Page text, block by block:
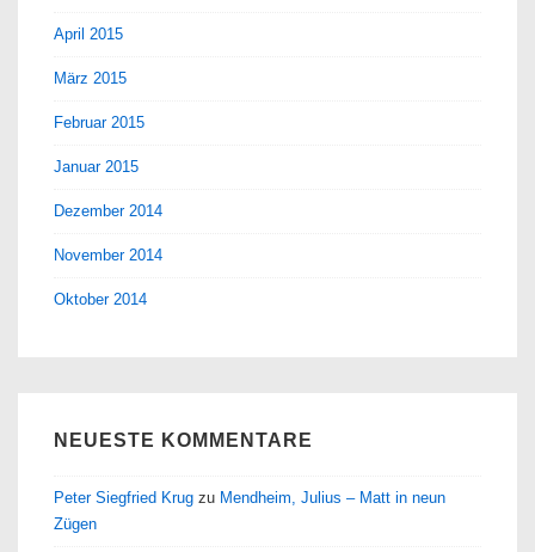
April 2015
März 2015
Februar 2015
Januar 2015
Dezember 2014
November 2014
Oktober 2014
NEUESTE KOMMENTARE
Peter Siegfried Krug zu Mendheim, Julius – Matt in neun
Zügen